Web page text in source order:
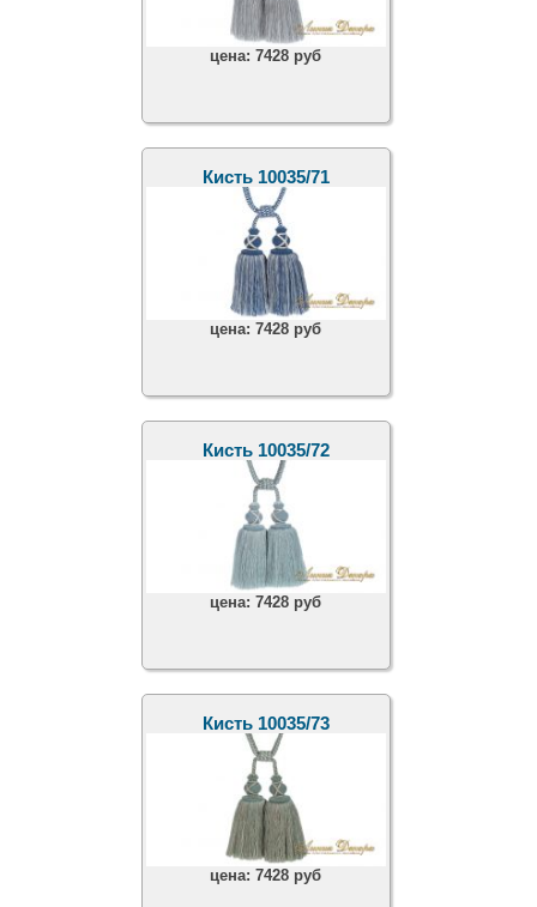
цена:7428 руб
Кисть 10035/71
цена:7428 руб
Кисть 10035/72
цена:7428 руб
Кисть 10035/73
цена:7428 руб